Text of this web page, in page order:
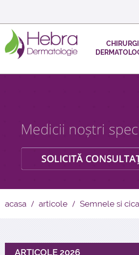
acasa articole Semnele si
ARTICOLE 2026